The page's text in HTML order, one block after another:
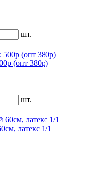
шт.
(опт 380р)
шт.
латекс 1/1